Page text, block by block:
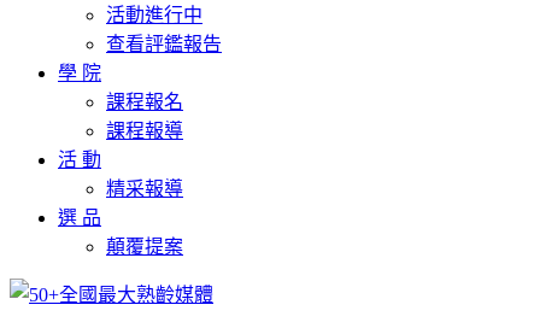
活動進行中
查看評鑑報告
學 院
課程報名
課程報導
活 動
精采報導
選 品
顛覆提案